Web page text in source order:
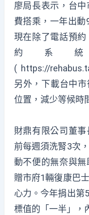
廖局長表示，台
費搭乘，一年出動
現在除了電話預
約系
( https://
另外，下載台中
位置，減少等候時
財鼎有限公司董
前每週須洗腎3次
動不便的無奈與
贈市府1輛復康巴
心力。今年捐出第
標值的「一半」，